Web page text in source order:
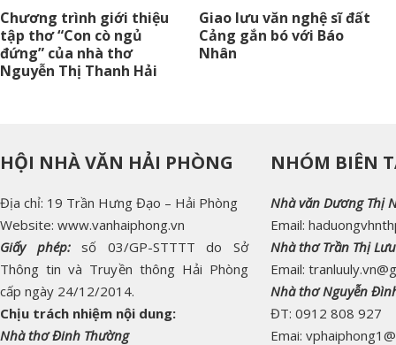
Chương trình giới thiệu
tập thơ “Con cò ngủ
đứng” của nhà thơ
Nguyễn Thị Thanh Hải
Giao lưu văn nghệ sĩ đất
Cảng gắn bó với Báo
Nhân
HỘI NHÀ VĂN HẢI PHÒNG
Địa chỉ: 19 Trần Hưng Đạo – Hải Phòng
Website: www.vanhaiphong.vn
Giấy phép:
số 03/GP-STTTT do Sở
Thông tin và Truyền thông Hải Phòng
cấp ngày 24/12/2014.
Chịu trách nhiệm nội dung:
Nhà thơ Đinh Thường
NHÓM BIÊN
Nhà văn Dương Thị
Email:
Nhà thơ Trần Thị
Email:
Nhà thơ Nguyễn
ĐT: 0912 808 927
Emai: